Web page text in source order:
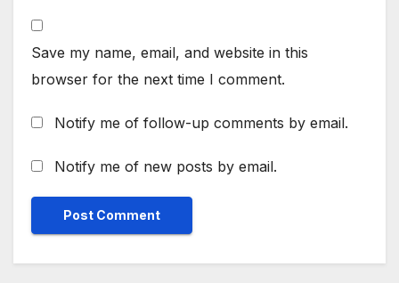
Save my name, email, and website in this
browser for the next time I comment.
Notify me of follow-up comments by email.
Notify me of new posts by email.